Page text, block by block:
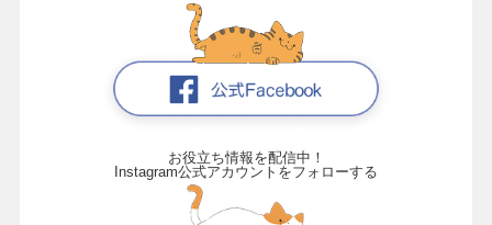
お役立ち情報を配信中！
Instagram公式アカウントをフォローする